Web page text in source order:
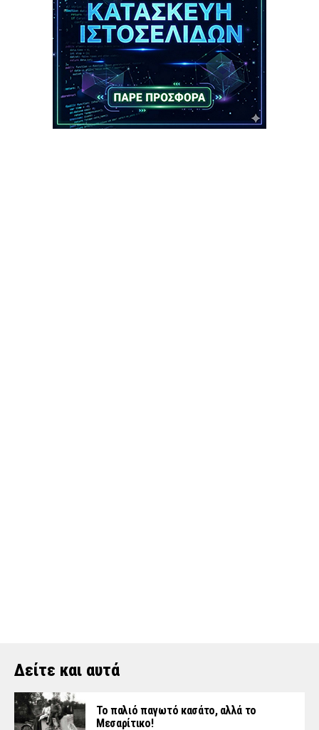
Δείτε και αυτά
Το παλιό παγωτό κασάτο, αλλά το
Μεσαρίτικο!